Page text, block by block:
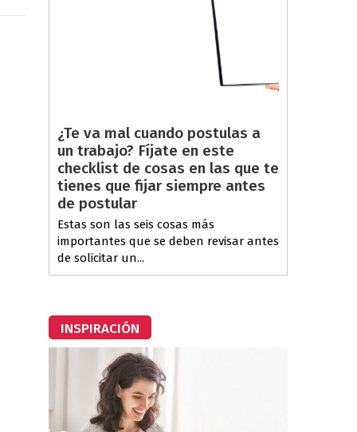
¿Te va mal cuando postulas a
un trabajo? Fíjate en este
checklist de cosas en las que te
tienes que fijar siempre antes
de postular
Estas son las seis cosas más
importantes que se deben revisar antes
de solicitar un...
INSPIRACIÓN